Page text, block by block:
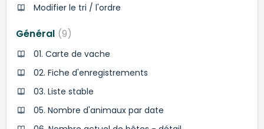
Modifier le tri / l'ordre
Général 9
01. Carte de vache
02. Fiche d'enregistrements
03. Liste stable
05. Nombre d'animaux par date